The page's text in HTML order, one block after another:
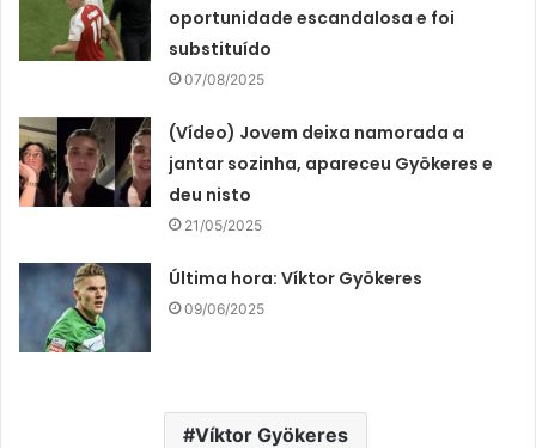
oportunidade escandalosa e foi
substituído
07/08/2025
(Vídeo) Jovem deixa namorada a
jantar sozinha, apareceu Gyökeres e
deu nisto
21/05/2025
Última hora: Víktor Gyökeres
09/06/2025
Víktor Gyökeres